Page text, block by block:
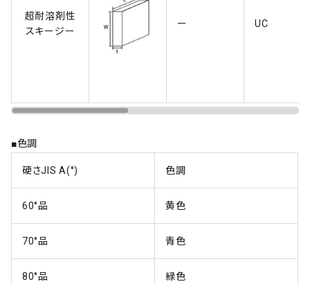
超耐溶剤性
スキージー
ー UC
■色調
硬さJIS A(°) 色調
60°品 黄色
70°品 青色
80°品 緑色